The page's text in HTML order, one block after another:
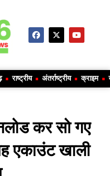
राष्ट्रीय अंतर्राष्ट्रीय क्राइम
कर सो गए
एकाउंट खाली